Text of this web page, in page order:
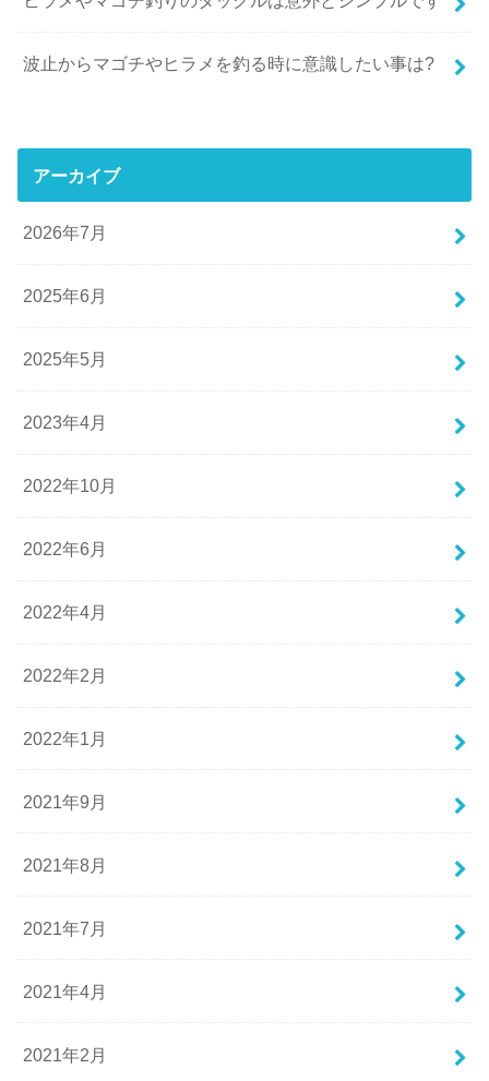
波止からマゴチやヒラメを釣る時に意識したい事は?
アーカイブ
2026年7月
2025年6月
2025年5月
2023年4月
2022年10月
2022年6月
2022年4月
2022年2月
2022年1月
2021年9月
2021年8月
2021年7月
2021年4月
2021年2月